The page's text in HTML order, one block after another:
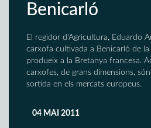
Benicarló
El regidor d'Agricultura, Eduardo
carxofa cultivada a Benicarló de
produeix a la Bretanya francesa.
carxofes, de grans dimensions,
sortida en els mercats europeus.
04 MAI 2011